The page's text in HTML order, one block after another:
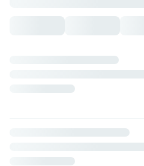
Papa de Pastor + Coca cola—
Chocoflan— $55.00 MXN
Queso fundido— $60.00 MXN
Taco de pastor 3x1
— $28.00 MXN
— $68.00 MXN
Tacos con queso